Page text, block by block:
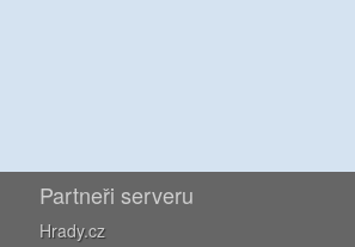
Partneři serveru
Hrady.cz